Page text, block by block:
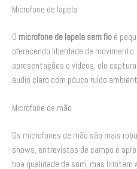
Microfone de lapela
O microfone de lapela sem fio é
oferecendo liberdade de
apresentações e vídeos, ele
áudio claro com pouco ruído
Microfone de mão
Os microfones de mão são mais
shows, entrevistas de campo e
boa qualidade de som, mas limitam